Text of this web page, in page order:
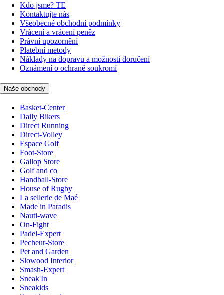
Kdo jsme? TE
Kontaktujte nás
Všeobecné obchodní podmínky
Vrácení a vrácení peněz
Právní upozornění
Platební metody
Náklady na dopravu a možnosti doručení
Oznámení o ochraně soukromí
Naše obchody
Basket-Center
Daily Bikers
Direct Running
Direct-Volley
Espace Golf
Foot-Store
Gallop Store
Golf and co
Handball-Store
House of Rugby
La sellerie de Maé
Made in Paradis
Nauti-wave
On-Fight
Padel-Expert
Pecheur-Store
Pet and Garden
Slowood Interior
Smash-Expert
Sneak'In
Sneakids